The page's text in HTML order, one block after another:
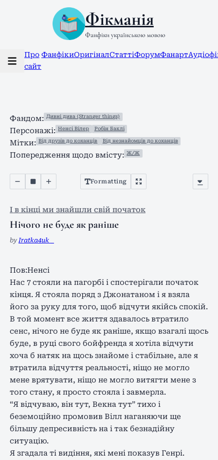
Фікманія
Фанфіки українською мовою
Про
сайт
ФанфікиОригіналСтаттіФорумФанарт
Фандом: Дивні дива (Stranger things)
Персонажі: Ненсі Вілер Робін Баклі
Мітки: Від друзів до коханців Від незнайомців до коханців
Попередження щодо вмісту: Ж/Ж
Formatting
І в кінці ми знайшли свій початок
Нічого не буде як раніше
by Iratka4uk _
Пов:Ненсі
Нас 7 стояли на пагорбі і спостерігали початок
кінця. Я стояла поряд з Джонатаном і я взяла
його за руку для того, щоб відчути якійсь спокій.
В той момент все життя здавалось втратило
сенс, нічого не буде як раніше, якщо взагалі щось
буде, в руці свого бойфренда я хотіла відчути
хоча б натяк на щось знайоме і стабільне, але я
втратила відчуття реальності, ніщо не могло
мене врятувати, ніщо не могло витягти мене з
того стану, я просто стояла і завмерла.
“Я відчуваю, він тут, Векна тут” тихо і
беземоційно промовив Вілл наганяючи ще
більшу депресивність на і так безнадійну
ситуацію.
Я згадала ті видіння, які мені показув Генрі.